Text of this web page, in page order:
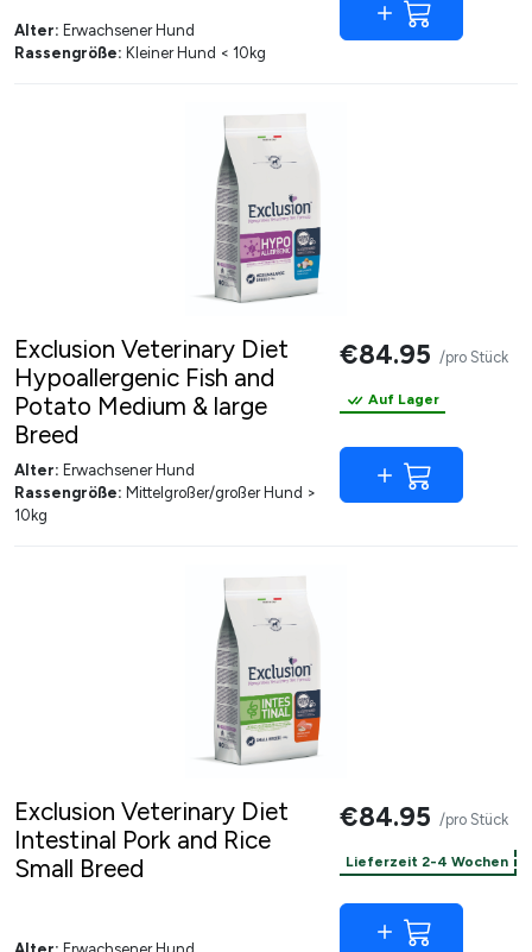
Alter: Erwachsener Hund
Rassengröße: Kleiner Hund < 10kg
Exclusion Veterinary Diet
Hypoallergenic Fish and
Potato Medium & large
Breed
Alter: Erwachsener Hund
Rassengröße: Mittelgroßer/großer Hund >
10kg
€84.95 /pro Stück
Auf Lager
Exclusion Veterinary Diet
Intestinal Pork and Rice
Small Breed
€84.95 /pro Stück
Lieferzeit 2-4 Wochen